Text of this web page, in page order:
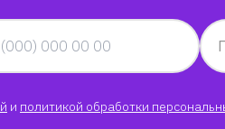
и политикой обработки